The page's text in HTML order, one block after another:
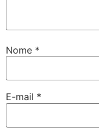
Nome *
E-mail *